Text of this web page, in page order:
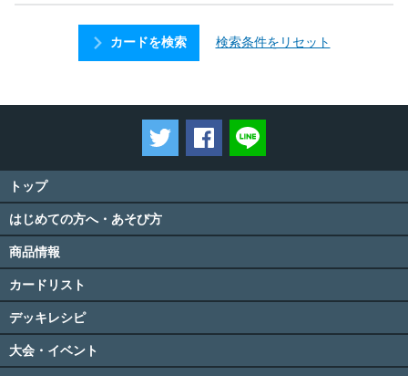
カードを検索 検索条件をリセット
ツイートするFacebookでシェアする
トップ
はじめての方へ・あそび方
商品情報
カードリスト
デッキレシピ
大会・イベント